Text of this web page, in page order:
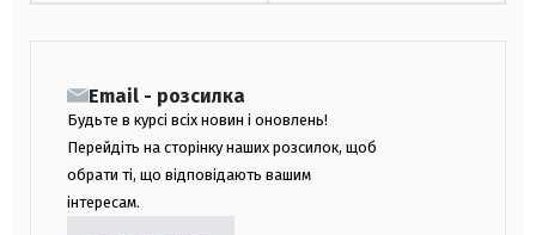
Email - розсилка
Будьте в курсі всіх новин і оновлень!
Перейдіть на сторінку наших розсилок, щоб
обрати ті, що відповідають вашим
інтересам.